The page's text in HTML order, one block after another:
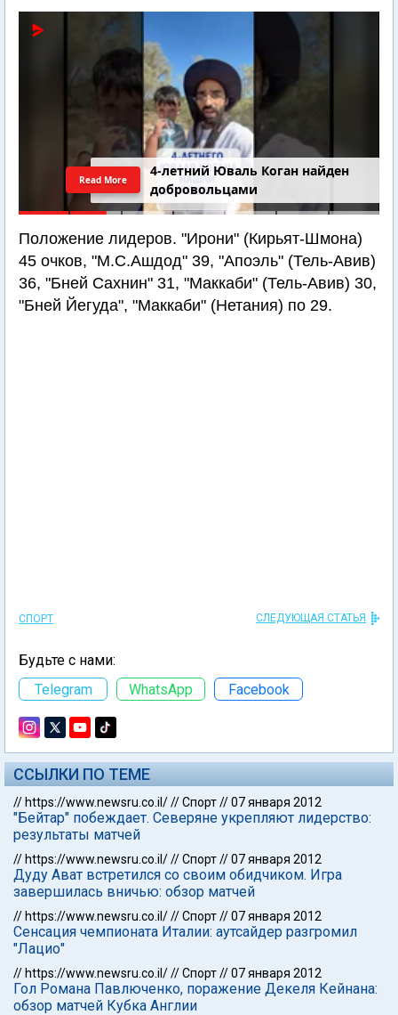
4-летний Юваль Коган найден
добровольцами
Read More
Положение лидеров. "Ирони" (Кирьят-Шмона)
45 очков, "М.С.Ашдод" 39, "Апоэль" (Тель-Авив)
36, "Бней Сахнин" 31, "Маккаби" (Тель-Авив) 30,
"Бней Йегуда", "Маккаби" (Нетания) по 29.
СПОРТ СЛЕДУЮЩАЯ СТАТЬЯ
Будьте с нами:
Telegram
WhatsApp Facebook
ССЫЛКИ ПО ТЕМЕ
// https://www.newsru.co.il///Спорт//07 января 2012
"Бейтар" побеждает. Северяне укрепляют лидерство:
результаты матчей
// https://www.newsru.co.il///Спорт//07 января 2012
Дуду Ават встретился со своим обидчиком. Игра
завершилась вничью: обзор матчей
// https://www.newsru.co.il///Спорт//07 января 2012
Сенсация чемпионата Италии: аутсайдер разгромил
"Лацио"
// https://www.newsru.co.il///Спорт//07 января 2012
Гол Романа Павлюченко, поражение Декеля Кейнана:
обзор матчей Кубка Англии